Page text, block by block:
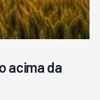
acima da